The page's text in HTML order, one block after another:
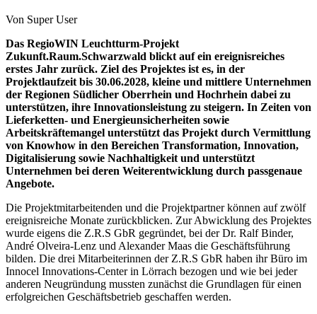
Von Super User
Das RegioWIN Leuchtturm-Projekt
Zukunft.Raum.Schwarzwald blickt auf ein ereignisreiches
erstes Jahr zurück. Ziel des Projektes ist es, in der
Projektlaufzeit bis 30.06.2028, kleine und mittlere Unternehmen
der Regionen Südlicher Oberrhein und Hochrhein dabei zu
unterstützen, ihre Innovationsleistung zu steigern. In Zeiten von
Lieferketten- und Energieunsicherheiten sowie
Arbeitskräftemangel unterstützt das Projekt durch Vermittlung
von Knowhow in den Bereichen Transformation, Innovation,
Digitalisierung sowie Nachhaltigkeit und unterstützt
Unternehmen bei deren Weiterentwicklung durch passgenaue
Angebote.
Die Projektmitarbeitenden und die Projektpartner können auf zwölf
ereignisreiche Monate zurückblicken. Zur Abwicklung des Projektes
wurde eigens die Z.R.S GbR gegründet, bei der Dr. Ralf Binder,
André Olveira-Lenz und Alexander Maas die Geschäftsführung
bilden. Die drei Mitarbeiterinnen der Z.R.S GbR haben ihr Büro im
Innocel Innovations-Center in Lörrach bezogen und wie bei jeder
anderen Neugründung mussten zunächst die Grundlagen für einen
erfolgreichen Geschäftsbetrieb geschaffen werden.